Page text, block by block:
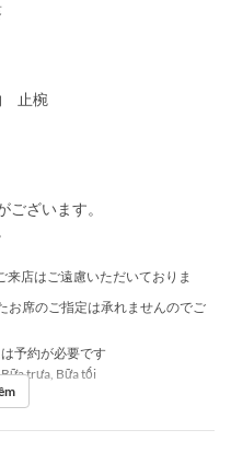
止椀
ざいます。
店はご遠慮いただいておりま
お席のご指定は承れませんのでご
予約が必要です
Bữa trưa, Bữa tối